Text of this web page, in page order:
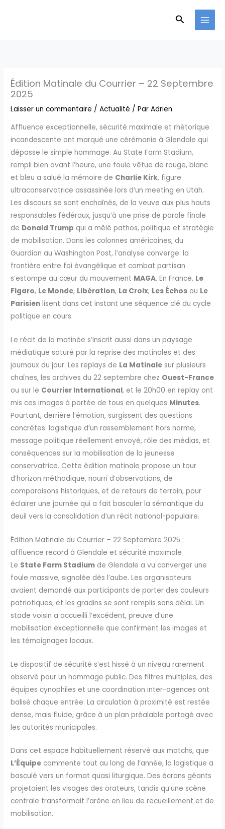
Édition Matinale du Courrier – 22 Septembre
2025
Laisser un commentaire /Actualité / ParAdrien
Affluence exceptionnelle, sécurité maximale et rhétorique
incandescente ont marqué une cérémonie à Glendale qui
dépasse le simple hommage. Au State Farm Stadium,
rempli bien avant l’heure, une foule vêtue de rouge, blanc
et bleu a salué la mémoire de Charlie Kirk, figure
ultraconservatrice assassinée lors d’un meeting en Utah.
Les discours se sont enchaînés, de la veuve aux plus hauts
responsables fédéraux, jusqu’à une prise de parole finale
de Donald Trump qui a mêlé pathos, politique et stratégie
de mobilisation. Dans les colonnes américaines, du
Guardian au Washington Post, l’analyse converge: la
frontière entre foi évangélique et combat partisan
s’estompe au cœur du mouvement MAGA. En France, Le
Figaro, Le Monde, Libération, La Croix, Les Échos ou Le
Parisien lisent dans cet instant une séquence clé du cycle
politique en cours.
Le récit de la matinée s’inscrit aussi dans un paysage
médiatique saturé par la reprise des matinales et des
journaux du jour. Les replays de La Matinale sur plusieurs
chaînes, les archives du 22 septembre chez Ouest-France
ou sur le Courrier International, et le 20h00 en replay ont
mis ces images à portée de tous en quelques Minutes.
Pourtant, derrière l’émotion, surgissent des questions
concrètes: logistique d’un rassemblement hors norme,
message politique réellement envoyé, rôle des médias, et
conséquences sur la mobilisation de la jeunesse
conservatrice. Cette édition matinale propose un tour
d’horizon méthodique, nourri d’observations, de
comparaisons historiques, et de retours de terrain, pour
éclairer une journée qui a fait basculer la sémantique du
deuil vers la consolidation d’un récit national-populaire.
Édition Matinale du Courrier – 22 Septembre 2025 :
affluence record à Glendale et sécurité maximale
Le State Farm Stadium de Glendale a vu converger une
foule massive, signalée dès l’aube. Les organisateurs
avaient demandé aux participants de porter des couleurs
patriotiques, et les gradins se sont remplis sans délai. Un
stade voisin a accueilli l’excédent, preuve d’une
mobilisation exceptionnelle que confirment les images et
les témoignages locaux.
Le dispositif de sécurité s’est hissé à un niveau rarement
observé pour un hommage public. Des filtres multiples, des
équipes cynophiles et une coordination inter-agences ont
balisé chaque entrée. La circulation à proximité est restée
dense, mais fluide, grâce à un plan préalable partagé avec
les autorités municipales.
Dans cet espace habituellement réservé aux matchs, que
L’Équipe commente tout au long de l’année, la logistique a
basculé vers un format quasi liturgique. Des écrans géants
projetaient les visages des orateurs, tandis qu’une scène
centrale transformait l’arène en lieu de recueillement et de
mobilisation.